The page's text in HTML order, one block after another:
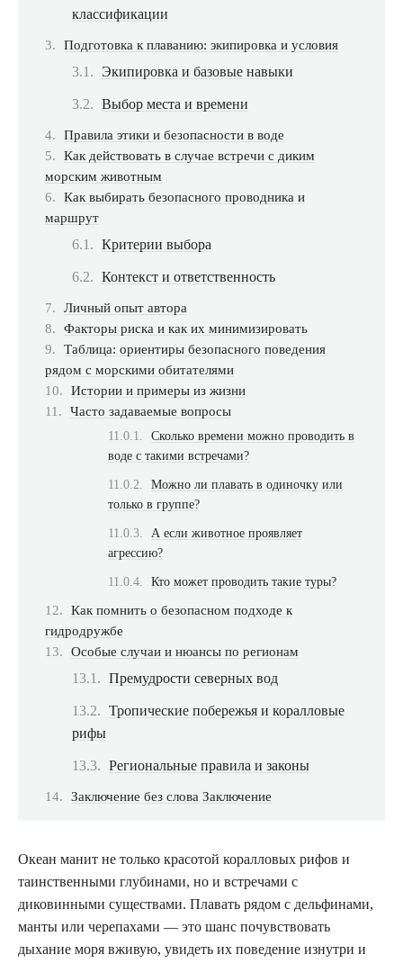
классификации
Подготовка к плаванию: экипировка и условия
Экипировка и базовые навыки
Выбор места и времени
Правила этики и безопасности в воде
Как действовать в случае встречи с диким
морским животным
Как выбирать безопасного проводника и
маршрут
Критерии выбора
Контекст и ответственность
Личный опыт автора
Факторы риска и как их минимизировать
Таблица: ориентиры безопасного поведения
рядом с морскими обитателями
Истории и примеры из жизни
Часто задаваемые вопросы
Сколько времени можно проводить в
воде с такими встречами?
Можно ли плавать в одиночку или
только в группе?
А если животное проявляет
агрессию?
Кто может проводить такие туры?
Как помнить о безопасном подходе к
гидродружбе
Особые случаи и нюансы по регионам
Премудрости северных вод
Тропические побережья и коралловые
рифы
Региональные правила и законы
Заключение без слова Заключение
Океан манит не только красотой коралловых рифов и
таинственными глубинами, но и встречами с
диковинными существами. Плавать рядом с дельфинами,
манты или черепахами — это шанс почувствовать
дыхание моря вживую, увидеть их поведение изнутри и